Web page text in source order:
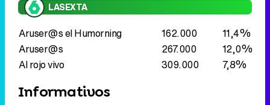
LASEXTA
Aruser@s el Humorning 162.000
11,4%
Aruser@s
267.000
12,0%
Al rojo vivo
309.000 7,8%
Informativos